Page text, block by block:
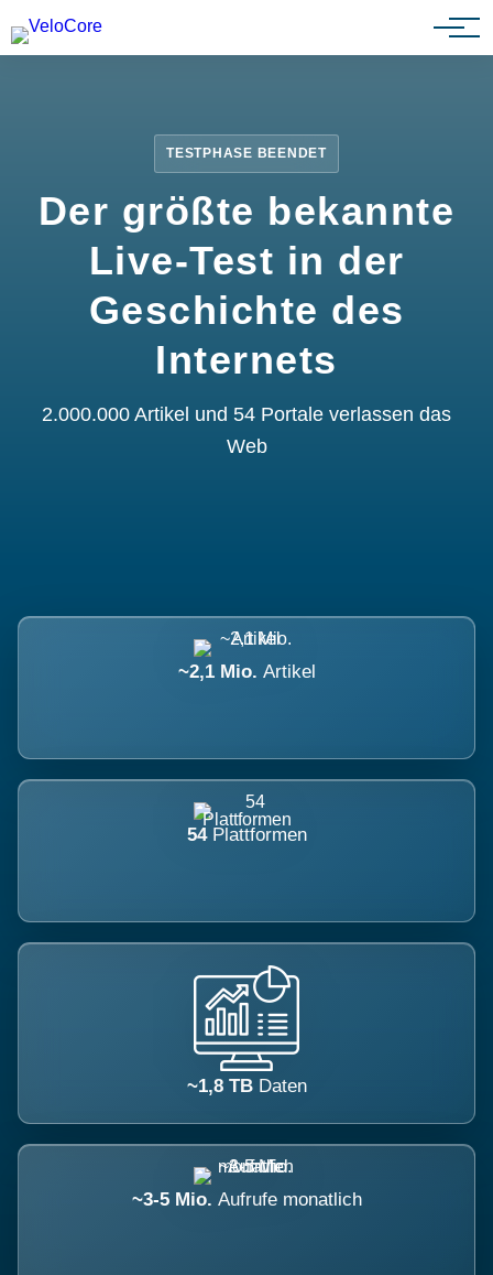
Partnerprogramm
TESTPHASE BEENDET
Der größte bekannte
Live-Test in der
Geschichte des
Internets
2.000.000 Artikel und 54 Portale verlassen das
Web
~2,1 Mio. Artikel
54 Plattformen
~1,8 TB Daten
~3-5 Mio. Aufrufe monatlich